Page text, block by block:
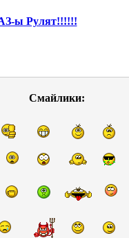
ы Рулят!!!!!!
Смайлики: